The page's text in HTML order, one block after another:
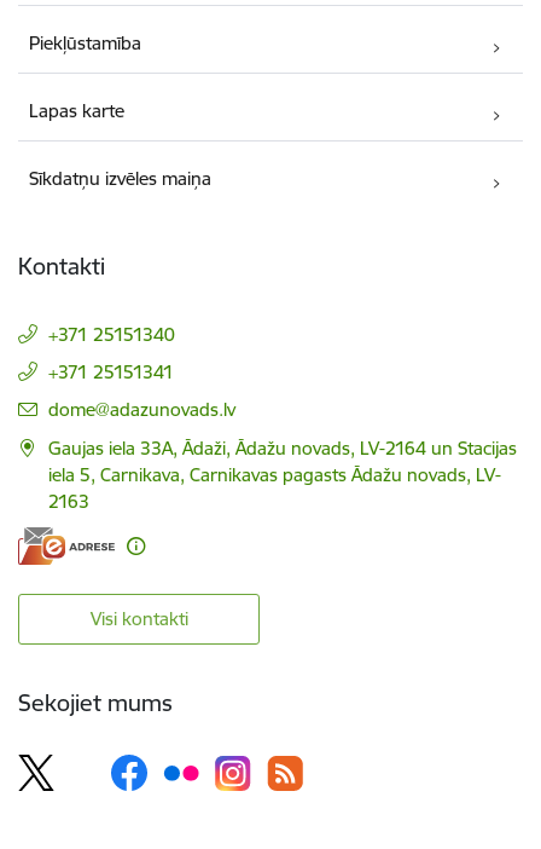
Piekļūstamība
Lapas karte
Sīkdatņu izvēles maiņa
Kontakti
+371 25151340
+371 25151341
E-pasts:
dome@adazunovads.lv
Gaujas iela 33A, Ādaži, Ādažu novads, LV-2164 un Stacijas
iela 5, Carnikava, Carnikavas pagasts Ādažu novads, LV-
2163
Visi kontakti
Sekojiet mums